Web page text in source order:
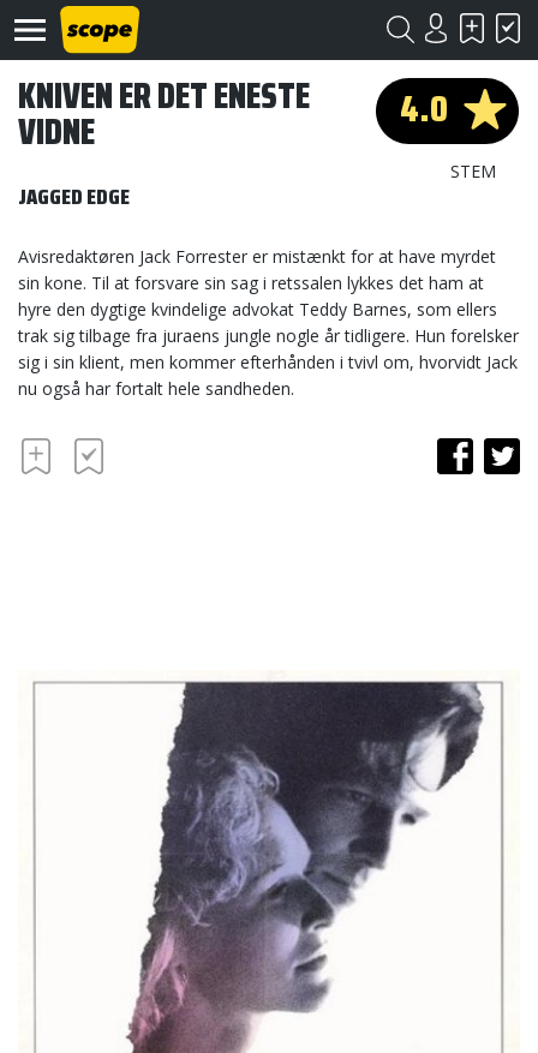
Om
Scope
Kontakt
©
4.0
STEM
KNIVEN ER DET ENESTE
VIDNE
JAGGED EDGE
Avisredaktøren Jack Forrester er mistænkt for at have myrdet
sin kone. Til at forsvare sin sag i retssalen lykkes det ham at
hyre den dygtige kvindelige advokat Teddy Barnes, som ellers
trak sig tilbage fra juraens jungle nogle år tidligere. Hun forelsker
sig i sin klient, men kommer efterhånden i tvivl om, hvorvidt Jack
nu også har fortalt hele sandheden.